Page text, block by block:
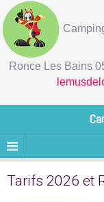
Ronce Les Bains
Tarifs 2026 et